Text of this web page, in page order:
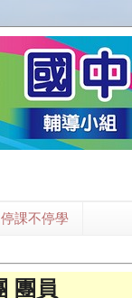
停課不停學
團員